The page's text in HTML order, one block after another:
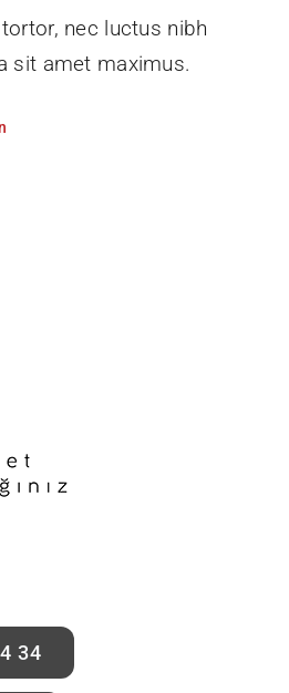
nec luctus nibh
sit amet maximus.
34